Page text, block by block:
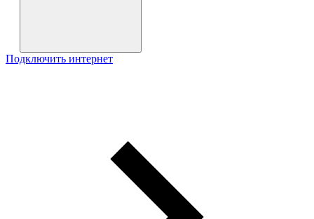
Подключить интернет